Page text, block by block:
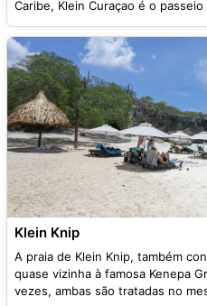
Caribe, Klein Curaçao é o
Klein Knip
A praia de Klein Knip, também
quase vizinha à famosa Kenepa
vezes, ambas são tratadas no